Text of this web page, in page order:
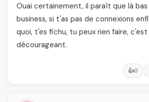
Ouai certainement, il paraît que là
business, si t'as pas de connexions
quoi, t'es fichu, tu peux rien faire, c'est
décourageant.
👍0